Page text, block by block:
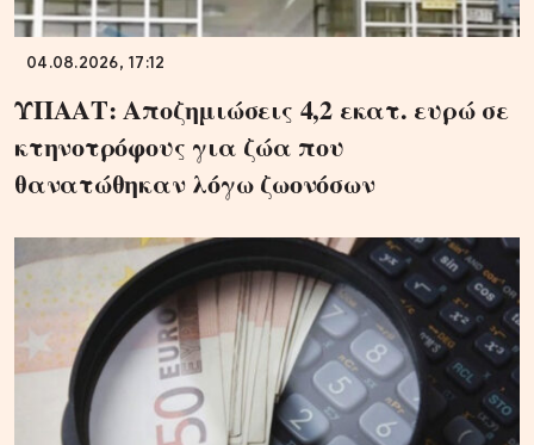
04.08.2026, 17:12
ΥΠΑΑΤ: Αποζημιώσεις 4,2 εκατ. ευρώ σε
κτηνοτρόφους για ζώα που
θανατώθηκαν λόγω ζωονόσων